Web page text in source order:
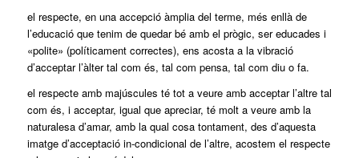
el respecte, en una accepció àmplia del terme, més enllà de
l’educació que tenim de quedar bé amb el prògic, ser educades i
«polite» (políticament correctes), ens acosta a la vibració
d’acceptar l’àlter tal com és, tal com pensa, tal com diu o fa.
el respecte amb majúscules té tot a veure amb acceptar l’altre tal
com és, i acceptar, igual que apreciar, té molt a veure amb la
naturalesa d’amar, amb la qual cosa tontament, des d’aquesta
imatge d’acceptació in-condicional de l’altre, acostem el respecte